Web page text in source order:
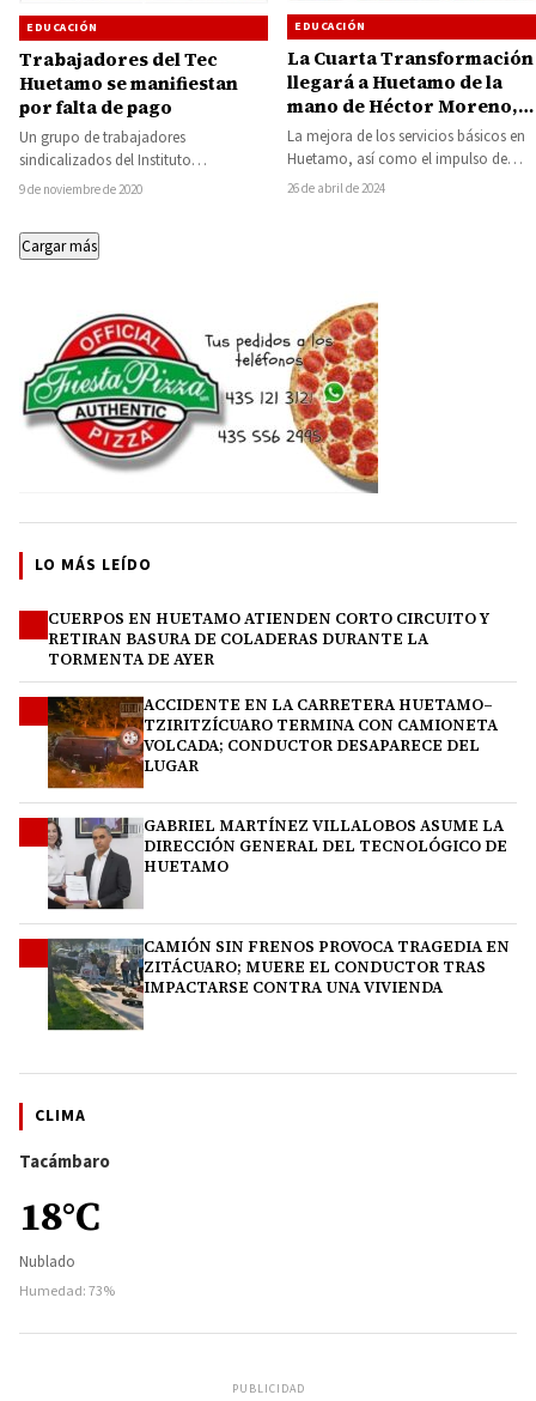
EDUCACIÓN
Trabajadores del Tec
Huetamo se manifiestan
por falta de pago
Un grupo de trabajadores
sindicalizados del Instituto
Tecnológico Superior de Huetamo, se
9 de noviembre de 2020
EDUCACIÓN
La Cuarta Transformación
llegará a Huetamo de la
mano de Héctor Moreno,
en la comunidad de San
Ignacio afirma que
mejorará los servicios
La mejora de los servicios básicos en
Huetamo, así como el impulso de
acciones que garanticen el
26 de abril de 2024
Cargar más
LO MÁS LEÍDO
CUERPOS EN HUETAMO ATIENDEN CORTO CIRCUITO Y
RETIRAN BASURA DE COLADERAS DURANTE LA
TORMENTA DE AYER
ACCIDENTE EN LA CARRETERA HUETAMO–
TZIRITZÍCUARO TERMINA CON CAMIONETA
VOLCADA; CONDUCTOR DESAPARECE DEL
LUGAR
GABRIEL MARTÍNEZ VILLALOBOS ASUME LA
DIRECCIÓN GENERAL DEL TECNOLÓGICO DE
HUETAMO
CAMIÓN SIN FRENOS PROVOCA TRAGEDIA EN
ZITÁCUARO; MUERE EL CONDUCTOR TRAS
IMPACTARSE CONTRA UNA VIVIENDA
CLIMA
Tacámbaro
18°C
Nublado
Humedad: 73%
PUBLICIDAD